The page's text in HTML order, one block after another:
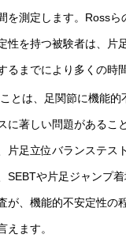
を測定します。Rossら
性を持つ被験者は、片
るまでにより多くの時
とは、足関節に機能
に著しい問題があるこ
片足立位バランステス
SEBTや片足ジャンプ
が、機能的不安定性の
えます。